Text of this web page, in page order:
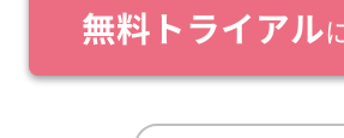
無料トライアル